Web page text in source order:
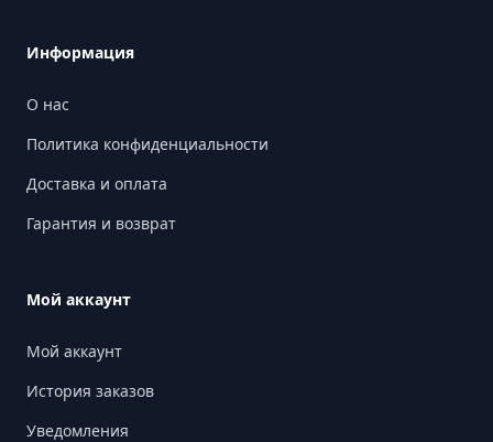
Информация
О нас
Политика конфиденциальности
Доставка и оплата
Гарантия и возврат
Мой аккаунт
Мой аккаунт
История заказов
Уведомления